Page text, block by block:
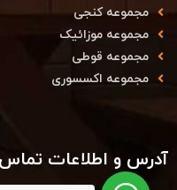
مجموعه کنجی
مجموعه موزائیک
مجموعه قوطی
مجموعه اکسسوری
آدرس و اطلاعات تماس